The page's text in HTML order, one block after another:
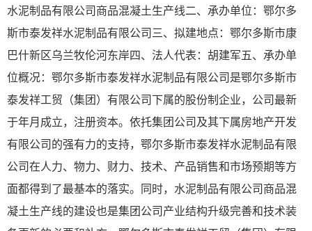
水泥制品有限公司商品混凝土生产线二、承办单位：鄂尔多
斯市泰发祥水泥制品有限公司三、拟建地点：鄂尔多斯市康
巴什新区乌兰牧伦河东岸四、法人代表：胡建军五、承办单
位概况：鄂尔多斯市泰发祥水泥制品有限公司是鄂尔多斯市
泰发祥工贸（集团）有限公司下属的股份制企业，公司最新
于年月成立，注册资本。依托集团公司及其下属房地产开发
有限公司的强有力的支持，鄂尔多斯市泰发祥水泥制品有限
公司在人力、物力、财力、技术、产品销售和市场预期等方
面都得到了最基本的落实。同时，水泥制品有限公司商品混
凝土生产线的建设也是集团公司产业结构升级完善和技术装